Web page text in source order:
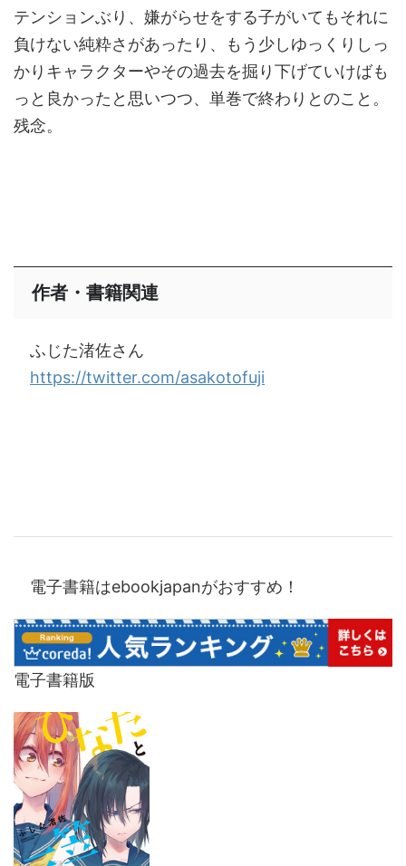
テンションぶり、嫌がらせをする子がいてもそれに
負けない純粋さがあったり、もう少しゆっくりしっ
かりキャラクターやその過去を掘り下げていけばも
っと良かったと思いつつ、単巻で終わりとのこと。
残念。
作者・書籍関連
ふじた渚佐さん
https://twitter.com/asakotofuji
電子書籍はebookjapanがおすすめ！
電子書籍版